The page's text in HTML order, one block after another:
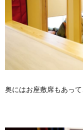
奥にはお座敷席もあっ